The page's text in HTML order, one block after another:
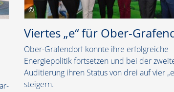
Viertes „e“ für Ober-
Ober-Grafendorf konnte ihre erfolgreiche
Energiepolitik fortsetzen und bei der
Auditierung ihren Status von drei auf vier
steigern.